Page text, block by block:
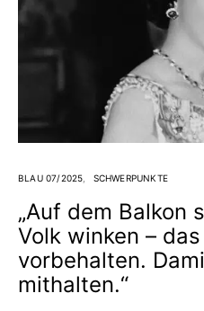
BLAU 07/2025 SCHWERPUNKTE
„Auf dem Balkon
Volk winken –
vorbehalten.
mithalten.“